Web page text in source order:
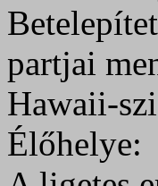
partjai
Hawaii-
Élőhelye: